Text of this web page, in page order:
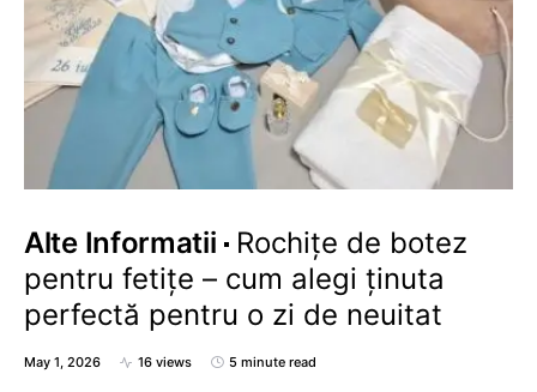
Alte Informatii
Rochițe de botez
pentru fetițe – cum alegi ținuta
perfectă pentru o zi de neuitat
May 1, 2026 16 views 5 minute read